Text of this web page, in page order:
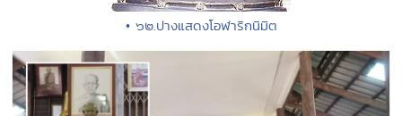
• ๖๒.ปางแสดงโอฬาริกนิมิต